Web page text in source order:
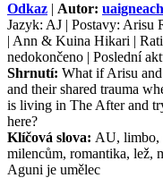
Odkaz | Autor: uaigneach
Jazyk: AJ | Postavy: Arisu
| Ann & Kuina Hikari |
nedokončeno | Poslední
Shrnutí: What if Arisu and
and their shared trauma
is living in The After and
here?
Klíčová slova: AU, limbo,
milencům, romantika, lež,
Aguni je umělec